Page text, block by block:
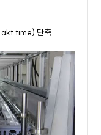
time) 단축